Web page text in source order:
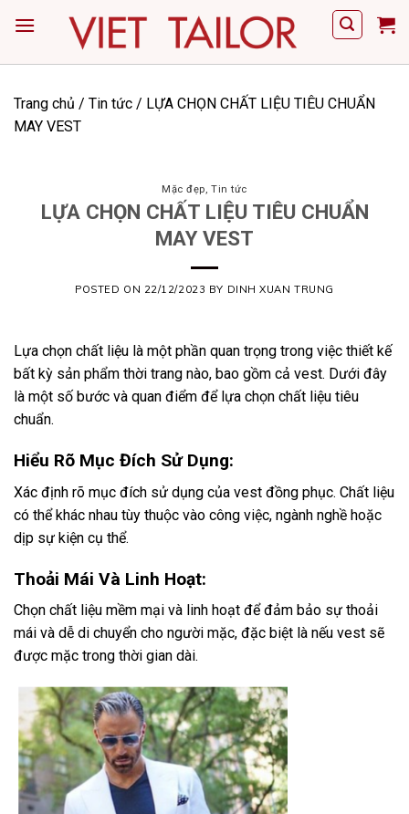
Trang chủ / Tin tức / LỰA CHỌN CHẤT LIỆU TIÊU CHUẨN
MAY VEST
Mặc đẹp,Tin tức
LỰA CHỌN CHẤT LIỆU TIÊU CHUẨN
MAY VEST
POSTED ON 22/12/2023 BY DINH XUAN TRUNG
Lựa chọn chất liệu là một phần quan trọng trong việc thiết kế
bất kỳ sản phẩm thời trang nào, bao gồm cả vest. Dưới đây
là một số bước và quan điểm để lựa chọn chất liệu tiêu
chuẩn.
Hiểu Rõ Mục Đích Sử Dụng:
Xác định rõ mục đích sử dụng của vest đồng phục. Chất liệu
có thể khác nhau tùy thuộc vào công việc, ngành nghề hoặc
dịp sự kiện cụ thể.
Thoải Mái Và Linh Hoạt:
Chọn chất liệu mềm mại và linh hoạt để đảm bảo sự thoải
mái và dễ di chuyển cho người mặc, đặc biệt là nếu vest sẽ
được mặc trong thời gian dài.